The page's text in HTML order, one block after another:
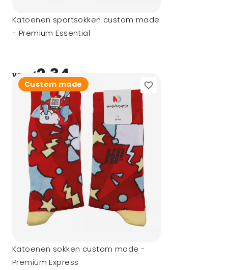
Katoenen sportsokken custom made
- Premium Essential
vanaf2,34
Custom made
Katoenen sokken custom made -
Premium Express